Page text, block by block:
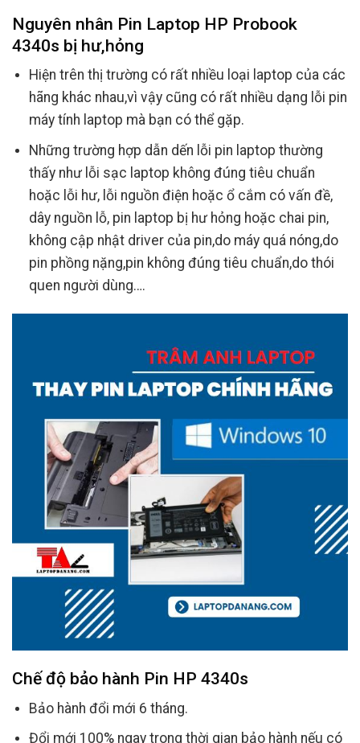
Nguyên nhân Pin Laptop HP Probook
4340s bị hư,hỏng
Hiện trên thị trường có rất nhiều loại laptop của các
hãng khác nhau,vì vậy cũng có rất nhiều dạng lỗi pin
máy tính laptop mà bạn có thể gặp.
Những trường hợp dẫn dến lỗi pin laptop thường
thấy như lỗi sạc laptop không đúng tiêu chuẩn
hoặc lỗi hư, lỗi nguồn điện hoặc ổ cắm có vấn đề,
dây nguồn lỗ, pin laptop bị hư hỏng hoặc chai pin,
không cập nhật driver của pin,do máy quá nóng,do
pin phồng nặng,pin không đúng tiêu chuẩn,do thói
quen người dùng….
Chế độ bảo hành Pin HP 4340s
Bảo hành đổi mới 6 tháng.
Đổi mới 100% ngay trong thời gian bảo hành nếu có